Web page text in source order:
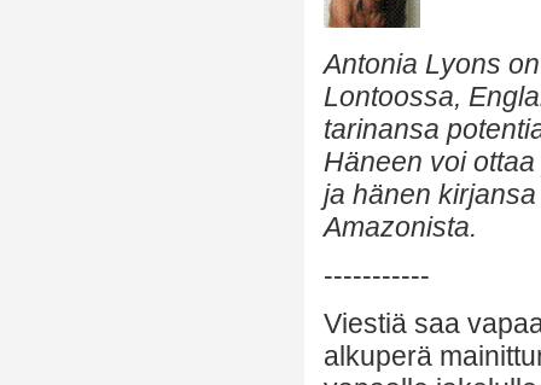
Antonia Lyons
Lontoossa,
tarinansa
Häneen voi
ja hänen kirjansa
Amazonista.
-----------
Viestiä saa
alkuperä